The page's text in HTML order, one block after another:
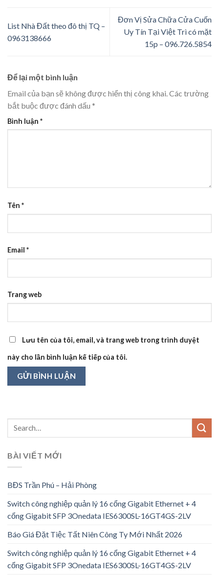
List Nhà Đất theo đô thị TQ –
0963138666
Đơn Vị Sửa Chữa Cửa Cuốn
Uy Tín Tại Việt Trì có mặt
15p – 096.726.5854
Để lại một bình luận
Email của bạn sẽ không được hiển thị công khai. Các trường
bắt buộc được đánh dấu *
Bình luận *
Tên *
Email *
Trang web
Lưu tên của tôi, email, và trang web trong trình duyệt
này cho lần bình luận kế tiếp của tôi.
BÀI VIẾT MỚI
BĐS Trần Phú – Hải Phòng
Switch công nghiệp quản lý 16 cổng Gigabit Ethernet + 4
cổng Gigabit SFP 3Onedata IES6300SL-16GT4GS-2LV
Báo Giá Đặt Tiệc Tất Niên Công Ty Mới Nhất 2026
Switch công nghiệp quản lý 16 cổng Gigabit Ethernet + 4
cổng Gigabit SFP 3Onedata IES6300SL-16GT4GS-2LV